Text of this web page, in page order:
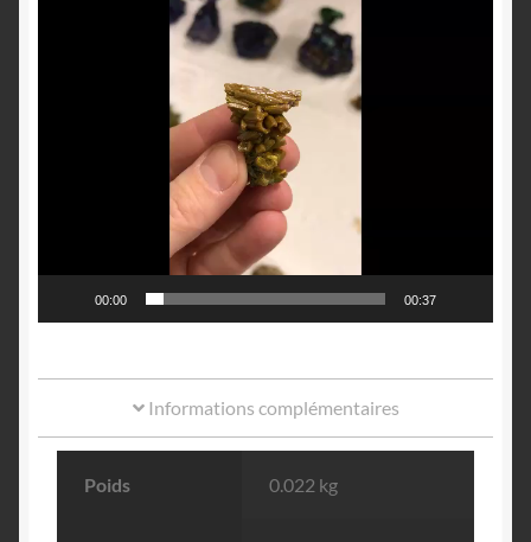
00:00 00:37
Informations complémentaires
Poids 0.022 kg